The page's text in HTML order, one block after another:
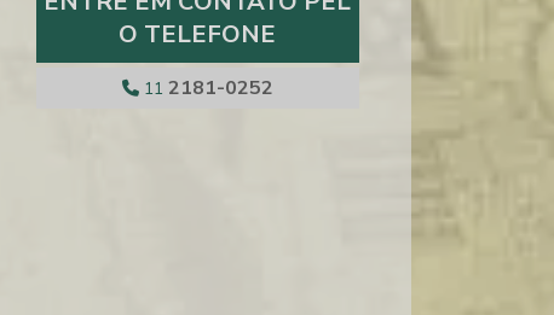
DISTRIBUIDORA DE FRIOS E EMBUTIDOS
DISTRIBUIDORA DE FRUTAS SECAS SP
DISTRIBUIDORA DE GRANA PADANO
O TELEFONE
11 2181-0252